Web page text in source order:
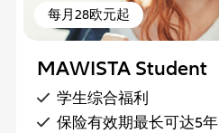
每月28欧元起
MAWISTA Student
学生综合福利
保险有效期最长可达5年